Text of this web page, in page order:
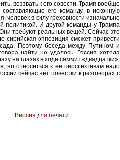
воззвать к его совести. Трамп вообще
его команду, в исконную
человек в силу греховности изначально
политикой. И другой команды у Трампа
требуют реальных вещей. Сейчас это
сирийская оппозиция сможет привести
Поэтому беседа между Путином и
найти не удалось. Россия хотела
на глазах в ходе саммит «двадцатки»,
но относиться к её перспективам надо
сейчас нет повестки в разговорах с
Версия для печати